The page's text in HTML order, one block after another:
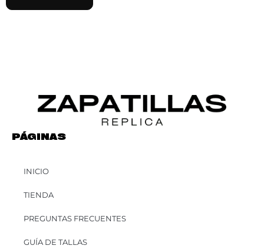
PÁGINAS
INICIO
TIENDA
PREGUNTAS FRECUENTES
GUÍA DE TALLAS